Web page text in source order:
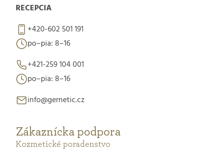
RECEPCIA
+420-602 501 191
po–pia: 8–16
+421-259 104 001
po–pia: 8–16
info@gernetic.cz
Zákaznícka podpora
Kozmetické poradenstvo